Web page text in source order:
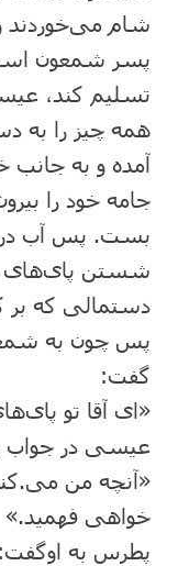
شام می‌خوردند
پسر شمعون
تسلیم کند،
همه چیز را به
آمده و به جانب
جامه خود را
بست. پس آب در
شستن پای‌های
دستمالی که
پس چون به
گفت:
«ای آقا تو
عیسی در
«آنچه من
خواهی فهمید.»
پطرس به اوگفت: